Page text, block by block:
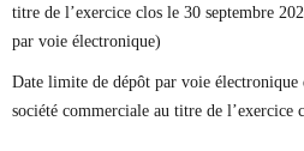
titre de l’exercice clos le 30 septembre
par voie électronique)
Date limite de dépôt par voie électronique
société commerciale au titre de l’exercice